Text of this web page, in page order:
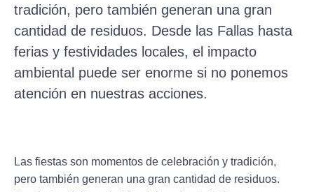
tradición, pero también generan una gran
cantidad de residuos. Desde las Fallas hasta
ferias y festividades locales, el impacto
ambiental puede ser enorme si no ponemos
atención en nuestras acciones.
Las fiestas son momentos de celebración y tradición,
pero también generan una gran cantidad de residuos.